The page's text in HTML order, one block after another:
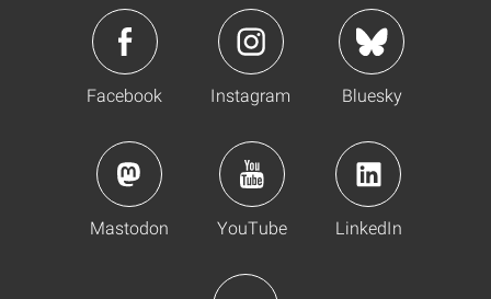
Facebook Instagram Bluesky
Mastodon YouTube LinkedIn